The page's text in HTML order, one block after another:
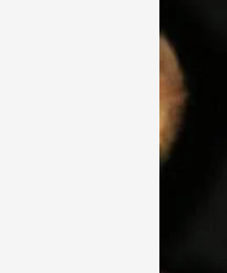
صحة و تغذية
“نعم يمكننا وضع حد للسل”